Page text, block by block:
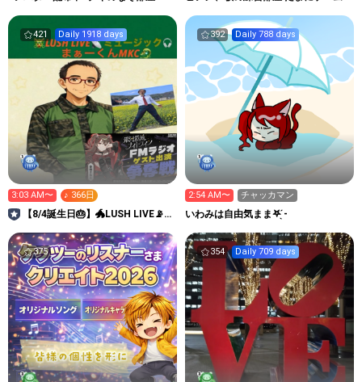
421 Daily 1918 days
3:03 AM〜 ♪ 366日
【8/4誕生日🎂】🐲LUSH LIVE📡ま
392 Daily 788 days
2:54 AM〜 チャッカマン
いわみは自由気まま𖤐 ̖́-‬
375 354 Daily 709 days